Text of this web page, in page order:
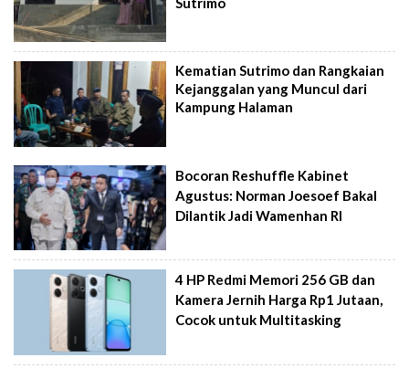
Kematian Sutrimo dan Rangkaian
Kejanggalan yang Muncul dari
Kampung Halaman
Bocoran Reshuffle Kabinet
Agustus: Norman Joesoef Bakal
Dilantik Jadi Wamenhan RI
4 HP Redmi Memori 256 GB dan
Kamera Jernih Harga Rp1 Jutaan,
Cocok untuk Multitasking